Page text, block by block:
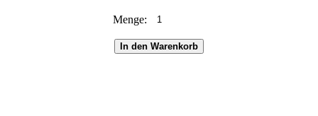
Menge:
In den Warenkorb